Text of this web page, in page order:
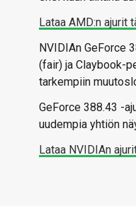
Lataa AMD:n ajurit
NVIDIAn GeForce
(fair) ja Claybook-
tarkempiin
GeForce 388.43 -
uudempia yhtiön
Lataa NVIDIAn